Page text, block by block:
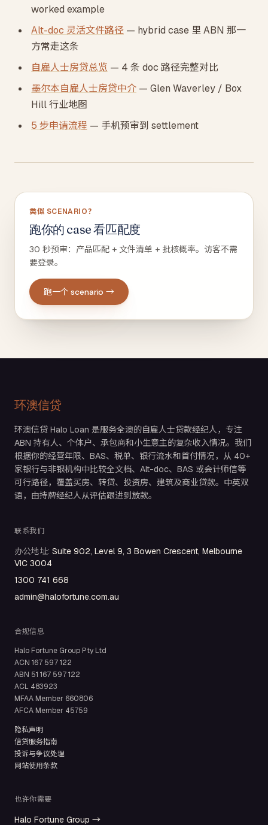
worked example
Alt-doc 灵活文件路径 — hybrid case 里 ABN 那一
方常走这条
自雇人士房贷总览 — 4 条 doc 路径完整对比
墨尔本自雇人士房贷中介 — Glen Waverley / Box
Hill 行业地图
5 步申请流程 — 手机预审到 settlement
类似 SCENARIO？
跑你的 case 看匹配度
30 秒预审：产品匹配 + 文件清单 + 批核概率。访客不需
要登录。
跑一个 scenario →
环澳信贷
环澳信贷 Halo Loan 是服务全澳的自雇人士贷款经纪人，专注
ABN 持有人、个体户、承包商和小生意主的复杂收入情况。我们
根据你的经营年限、BAS、税单、银行流水和首付情况，从 40+
家银行与非银机构中比较全文档、Alt-doc、BAS 或会计师信等
可行路径，覆盖买房、转贷、投资房、建筑及商业贷款。中英双
语，由持牌经纪人从评估跟进到放款。
联系我们
办公地址: Suite 902, Level 9, 3 Bowen Crescent, Melbourne
VIC 3004
1300 741 668
admin@halofortune.com.au
合规信息
Halo Fortune Group Pty Ltd
ACN 167 597 122
ABN 51 167 597 122
ACL 483923
MFAA Member 660806
AFCA Member 45759
隐私声明
信贷服务指南
投诉与争议处理
网站使用条款
也许你需要
Halo Fortune Group →